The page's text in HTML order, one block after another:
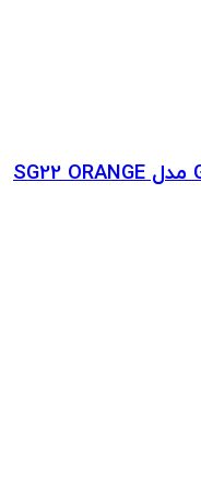
بوت کراسی موتورسواری GAERNE مدل SG22 ORANGE